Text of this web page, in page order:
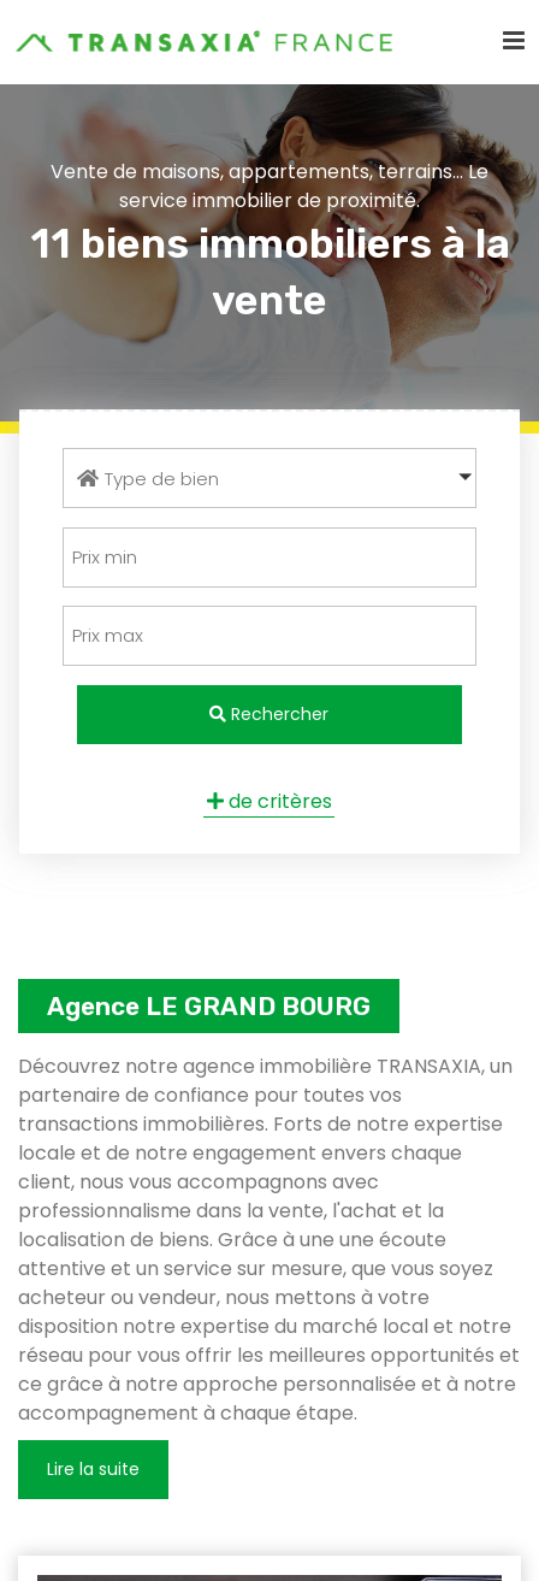
Vente de maisons, appartements, terrains... Le
service immobilier de proximité.
11 biens immobiliers à la
vente
Type de bien
Rechercher
de critères
Agence LE GRAND BOURG
Découvrez notre agence immobilière TRANSAXIA, un
partenaire de confiance pour toutes vos
transactions immobilières. Forts de notre expertise
locale et de notre engagement envers chaque
client, nous vous accompagnons avec
professionnalisme dans la vente, l'achat et la
localisation de biens. Grâce à une une écoute
attentive et un service sur mesure, que vous soyez
acheteur ou vendeur, nous mettons à votre
disposition notre expertise du marché local et notre
réseau pour vous offrir les meilleures opportunités et
ce grâce à notre approche personnalisée et à notre
accompagnement à chaque étape.